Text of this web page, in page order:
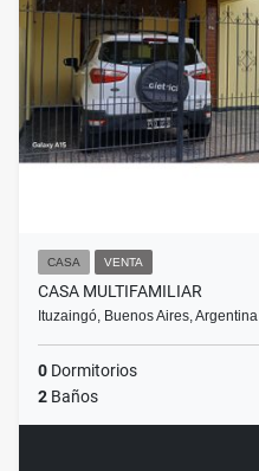
CASA VENTA
CASA MULTIFAMILIAR
Ituzaingó, Buenos Aires, Argentina
0 Dormitorios
2 Baños